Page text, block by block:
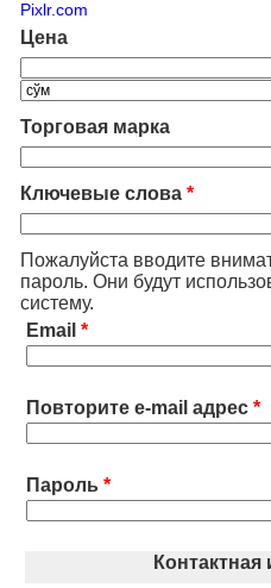
Pixlr.com
Цена
Торговая марка
Ключевые слова *
Пожалуйста вводите
пароль. Они будут
систему.
Email *
Повторите e-mail адрес *
Пароль *